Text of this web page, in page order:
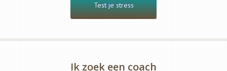
Test je stress
Ik zoek een coach